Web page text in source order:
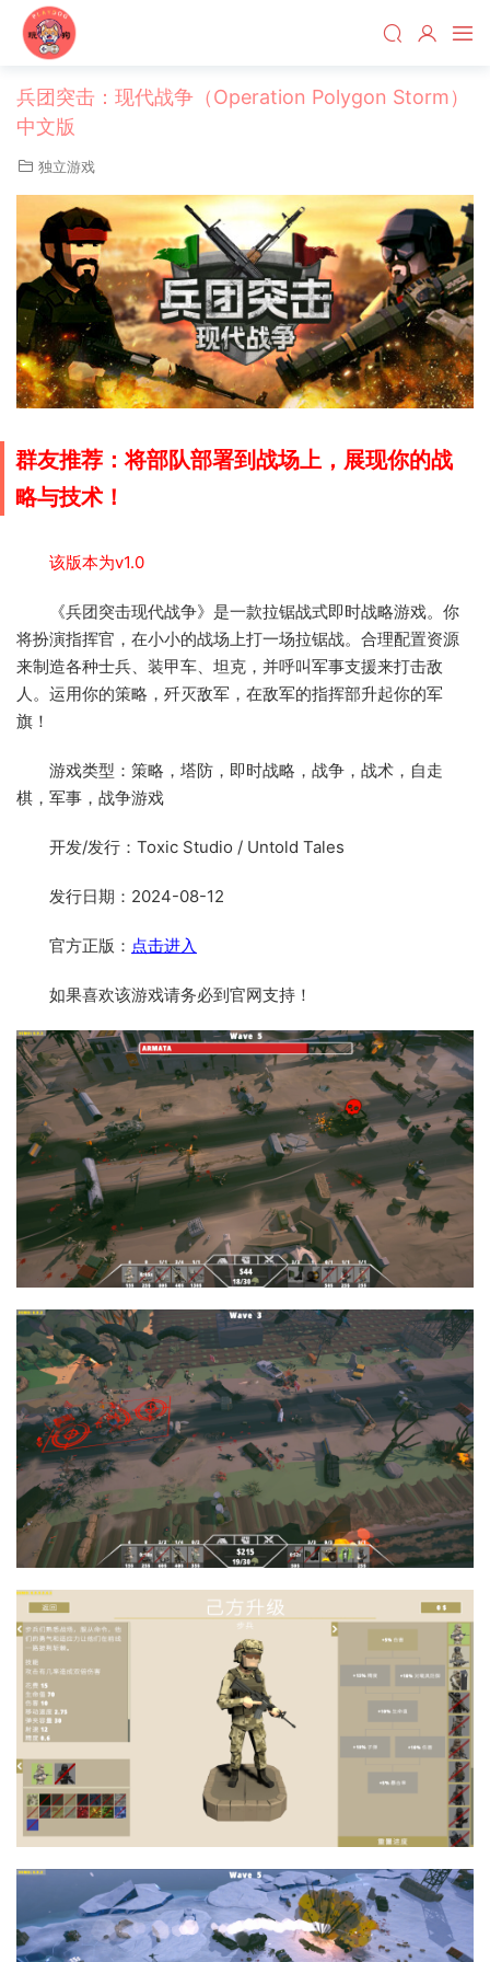
兵团突击：现代战争（Operation Polygon Storm）
中文版
独立游戏
群友推荐：将部队部署到战场上，展现你的战
略与技术！
该版本为v1.0
《兵团突击现代战争》是一款拉锯战式即时战略游戏。你
将扮演指挥官，在小小的战场上打一场拉锯战。合理配置资源
来制造各种士兵、装甲车、坦克，并呼叫军事支援来打击敌
人。运用你的策略，歼灭敌军，在敌军的指挥部升起你的军
旗！
游戏类型：策略，塔防，即时战略，战争，战术，自走
棋，军事，战争游戏
开发/发行：Toxic Studio / Untold Tales
发行日期：2024-08-12
官方正版： 点击进入
如果喜欢该游戏请务必到官网支持！